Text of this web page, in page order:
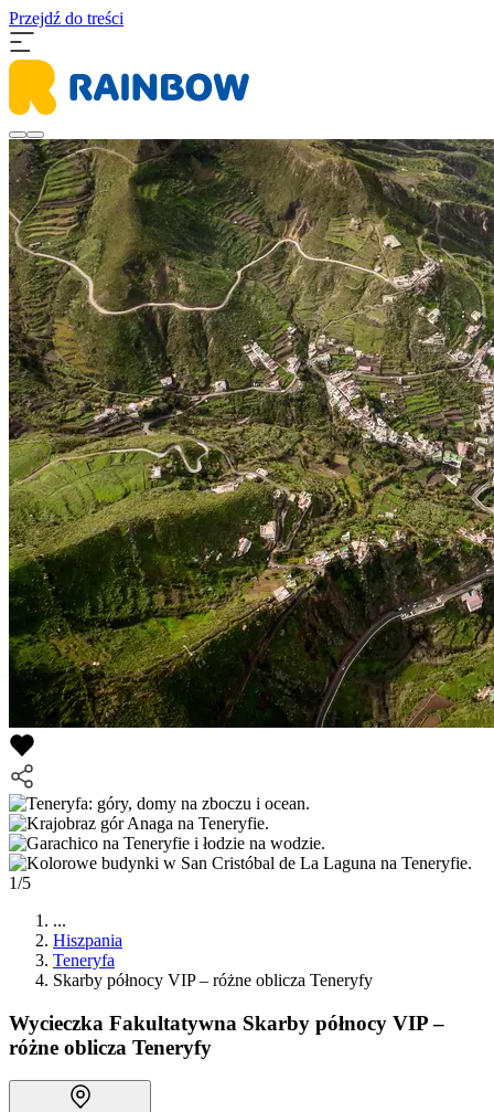
Przejdź do treści
1/5
...
Hiszpania
Teneryfa
Skarby północy VIP – różne oblicza Teneryfy
Wycieczka Fakultatywna Skarby północy VIP –
różne oblicza Teneryfy